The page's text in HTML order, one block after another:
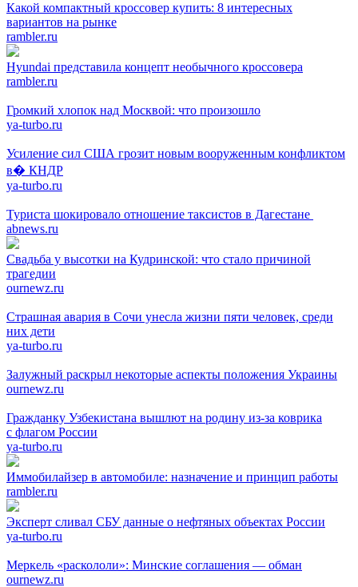
Какой компактный кроссовер купить: 8 интересных
вариантов на рынке
rambler.ru
Hyundai представила концепт необычного кроссовера
rambler.ru
Громкий хлопок над Москвой: что произошло
ya-turbo.ru
Усиление сил США грозит новым вооруженным конфликтом
в� КНДР
ya-turbo.ru
Туриста шокировало отношение таксистов в Дагестане
abnews.ru
Свадьба у высотки на Кудринской: что стало причиной
трагедии
ournewz.ru
Страшная авария в Сочи унесла жизни пяти человек, среди
них дети
ya-turbo.ru
Залужный раскрыл некоторые аспекты положения Украины
ournewz.ru
Гражданку Узбекистана вышлют на родину из-за коврика
с флагом России
ya-turbo.ru
Иммобилайзер в автомобиле: назначение и принцип работы
rambler.ru
Эксперт сливал СБУ данные о нефтяных объектах России
ya-turbo.ru
Меркель «раскололи»: Минские соглашения — обман
ournewz.ru